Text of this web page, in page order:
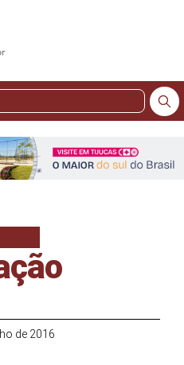
Pesquisar
Blog
de 2016